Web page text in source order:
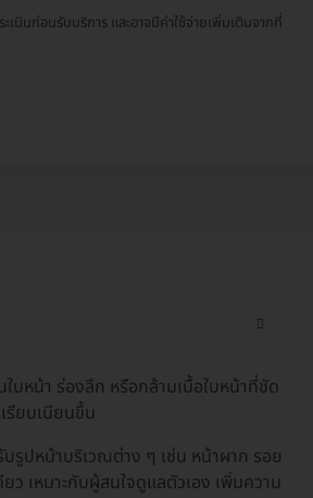
มินก่อนรับบริการ และอาจมีค่าใช้จ่ายเพิ่มเติมจากที่
บหน้า ร่องลึก หรือกล้ามเนื้อใบหน้าที่ชัด
รียบเนียนขึ้น
รูปหน้าบริเวณต่าง ๆ เช่น หน้าผาก รอย
เหมาะกับผู้สนใจดูแลตัวเอง เพิ่มความ